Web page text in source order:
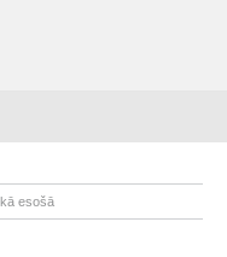
esošā